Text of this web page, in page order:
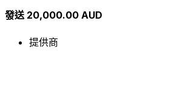
發送 20,000.00 AUD
提供商